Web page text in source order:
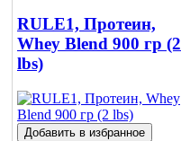
RULE1, Протеин,
Whey Blend 900 гр (2
lbs)
Добавить в избранное